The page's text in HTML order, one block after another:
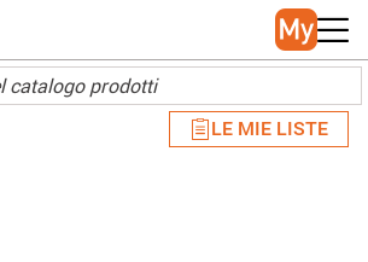
LE MIE LISTE